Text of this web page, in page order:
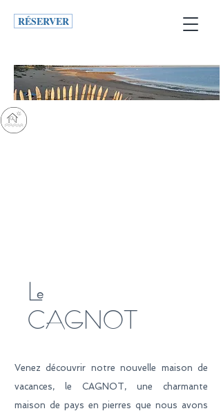
RÉSERVER
Le
CAGNOT
Venez découvrir notre nouvelle maison de
vacances, le CAGNOT, une charmante
maison de pays en pierres que nous avons